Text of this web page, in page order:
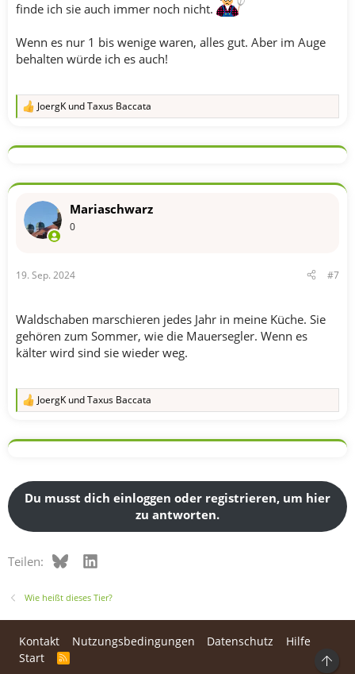
finde ich sie auch immer noch nicht.
Wenn es nur 1 bis wenige waren, alles gut. Aber im Auge
behalten würde ich es auch!
R
k
o
e
n
JoergK undTaxus Baccata
Mariaschwarz
0
19. Sep. 2024 #7
Waldschaben marschieren jedes Jahr in meine Küche. Sie
gehören zum Sommer, wie die Mauersegler. Wenn es
kälter wird sind sie wieder weg.
R
k
o
n
e
:
JoergK undTaxus Baccata
Du musst dich einloggen oder registrieren, um hier
zu antworten.
Teilen: BlueskyLinkedIn
Wie heißt dieses Tier?
Kontakt Nutzungsbedingungen Datenschutz
Hilfe
Start
R